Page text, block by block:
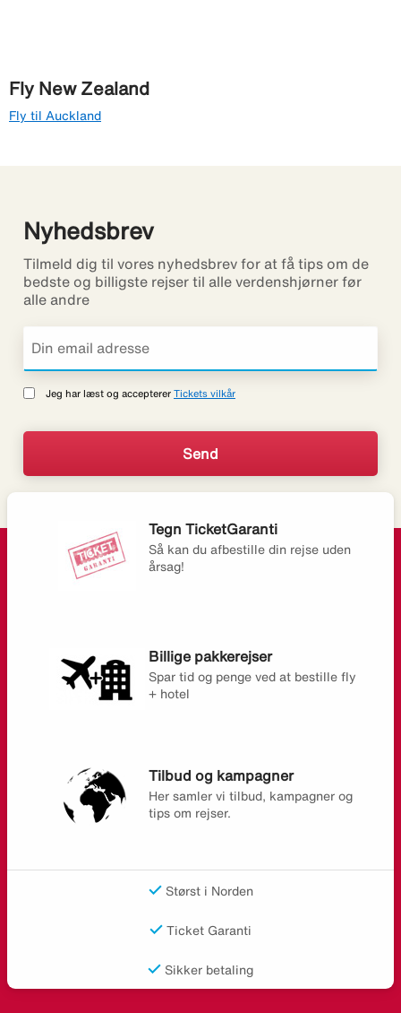
Fly New Zealand
Fly til Auckland
Nyhedsbrev
Tilmeld dig til vores nyhedsbrev for at få tips om de
bedste og billigste rejser til alle verdenshjørner før
alle andre
Jeg har læst og accepterer Tickets vilkår
Tegn TicketGaranti
Så kan du afbestille din rejse uden
årsag!
Billige pakkerejser
Spar tid og penge ved at bestille fly
+ hotel
Tilbud og kampagner
Her samler vi tilbud, kampagner og
tips om rejser.
Størst i Norden
Ticket Garanti
Sikker betaling